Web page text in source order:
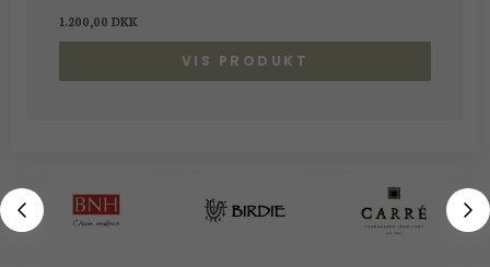
1.200,00 DKK
VIS PRODUKT